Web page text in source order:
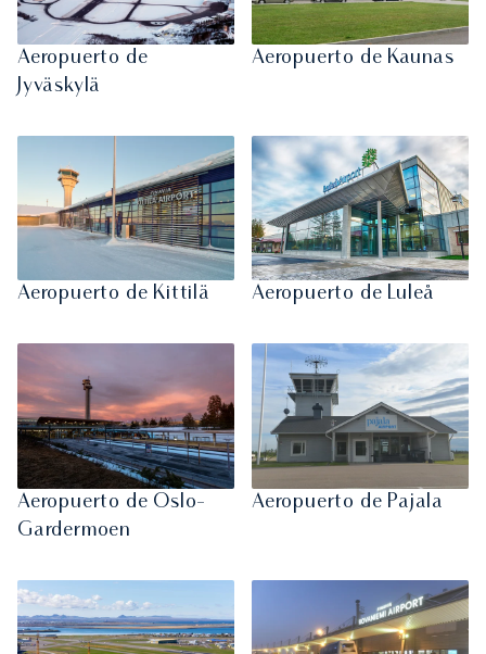
Aeropuerto de
Jyväskylä
Aeropuerto de Kaunas
Aeropuerto de Kittilä Aeropuerto de Luleå
Aeropuerto de Oslo-
Gardermoen
Aeropuerto de Pajala